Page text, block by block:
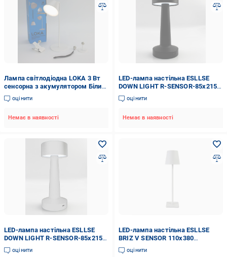
Лампа світлодіодна LOKA 3 Вт
сенсорна з акумулятором Білий
(10443-2)
оцінити
Немає в наявності
LED-лампа настільна ESLLSE
DOWN LIGHT R-SENSOR-85x215
DC5V/1A-IP20 2W Black
(27814031)
оцінити
Немає в наявності
LED-лампа настільна ESLLSE
DOWN LIGHT R-SENSOR-85x215
DC5V/1A-IP20 2W White
(27814034)
оцінити
LED-лампа настільна ESLLSE
BRIZ V SENSOR 110x380
DC5V/2A-IP43 4W White
(27814030)
оцінити